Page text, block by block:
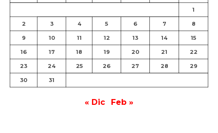
1
2 3 4 5 6 7 8
9 10 11 12 13 14 15
16 17 18 19 20 21 22
23 24 25 26 27 28 29
30 31
« Dic Feb »